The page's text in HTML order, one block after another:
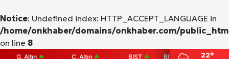
Notice: Undefined index: HTTP_ACCEPT_LANGUAGE in
/home/onkhaber/domains/onkhaber.com/
on line 8
Altın
Ç. Altın
BIST
BITCOIN
22°